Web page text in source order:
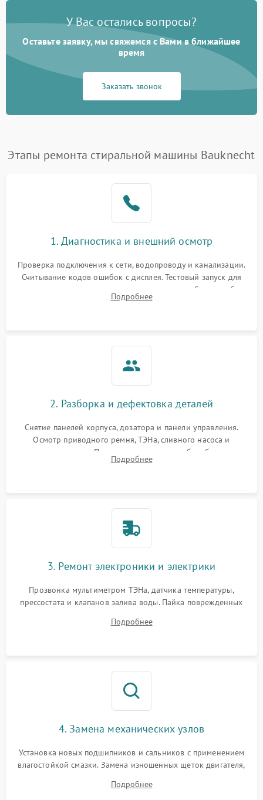
У Вас остались вопросы?
Оставьте заявку, мы свяжемся с Вами в ближайшее
время
Заказать звонок
Этапы ремонта стиральной машины Bauknecht
1. Диагностика и внешний осмотр
Проверка подключения к сети, водопроводу и канализации.
Считывание кодов ошибок с дисплея. Тестовый запуск для
выявления посторонних шумов, протечек или сбоев в работе
электронного модуля управления.
Подробнее
2. Разборка и дефектовка деталей
Снятие панелей корпуса, дозатора и панели управления.
Осмотр приводного ремня, ТЭНа, сливного насоса и
амортизаторов. Проверка подшипников барабана и
крестовины на износ, а манжеты люка на разрывы.
Подробнее
3. Ремонт электроники и электрики
Прозвонка мультиметром ТЭНа, датчика температуры,
прессостата и клапанов залива воды. Пайка поврежденных
Восстановление целостности проводки и контактов.
Подробнее
4. Замена механических узлов
Установка новых подшипников и сальников с применением
влагостойкой смазки. Замена изношенных щеток двигателя,
или поврежденной резиновой манжеты.
Подробнее